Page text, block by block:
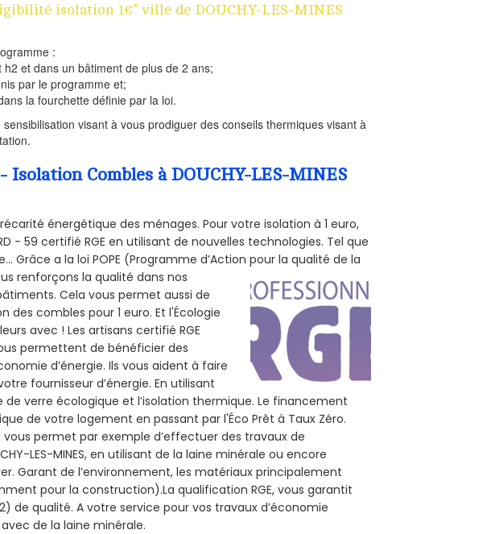
isolation 1€" ville de DOUCHY-LES-MINES
:
et dans un bâtiment de plus de 2 ans;
par le programme et;
la fourchette définie par la loi.
visant à vous prodiguer des conseils thermiques visant à
Combles à DOUCHY-LES-MINES
énergétique des ménages. Pour votre isolation à 1 euro,
- 59 certifié RGE en utilisant de nouvelles technologies. Tel que
Grâce a la loi POPE (Programme d’Action pour la qualité de la
renforçons la qualité dans nos
Cela vous permet aussi de
des combles pour 1 euro. Et l'Écologie
avec ! Les artisans certifié RGE
permettent de bénéficier des
d’énergie. Ils vous aident à faire
fournisseur d’énergie. En utilisant
verre écologique et l’isolation thermique. Le financement
de votre logement en passant par l'Éco Prêt à Taux Zéro.
permet par exemple d’effectuer des travaux de
LES-MINES, en utilisant de la laine minérale ou encore
Garant de l’environnement, les matériaux principalement
pour la construction).La qualification RGE, vous garantit
de qualité. A votre service pour vos travaux d’économie
de la laine minérale.